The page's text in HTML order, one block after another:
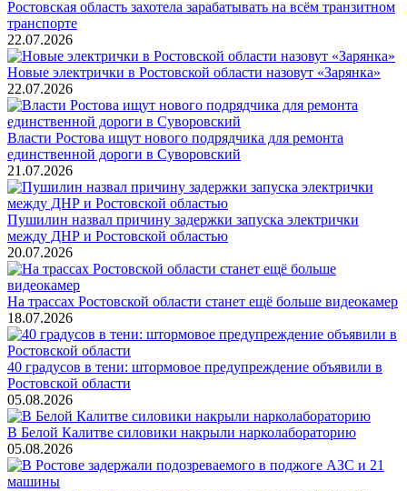
Ростовская область захотела зарабатывать на всём транзитном
транспорте
22.07.2026
Новые электрички в Ростовской области назовут «Зарянка»
22.07.2026
Власти Ростова ищут нового подрядчика для ремонта
единственной дороги в Суворовский
21.07.2026
Пушилин назвал причину задержки запуска электрички
между ДНР и Ростовской областью
20.07.2026
На трассах Ростовской области станет ещё больше видеокамер
18.07.2026
40 градусов в тени: штормовое предупреждение объявили в
Ростовской области
05.08.2026
В Белой Калитве силовики накрыли нарколабораторию
05.08.2026